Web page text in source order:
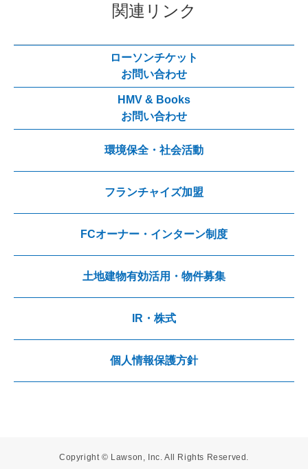
関連リンク
ローソンチケット
お問い合わせ
HMV & Books
お問い合わせ
環境保全・社会活動
フランチャイズ加盟
FCオーナー・インターン制度
土地建物有効活用・物件募集
IR・株式
個人情報保護方針
Copyright © Lawson, Inc. All Rights Reserved.